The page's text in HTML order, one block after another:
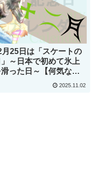
月25日は「スケートの
」～日本で初めて氷上
滑った日～【何気ない
日は何の日？】
2025.11.02